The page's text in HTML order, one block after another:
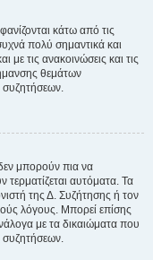
κάτω από τις
πολύ σημαντικά και
με τις ανακοινώσεις και τις
θεμάτων
συζητήσεων.
μπορούν πια να
αυτόματα. Τα
της Δ. Συζήτησης ή τον
λόγους. Μπορεί επίσης
με τα δικαιώματα που
συζητήσεων.